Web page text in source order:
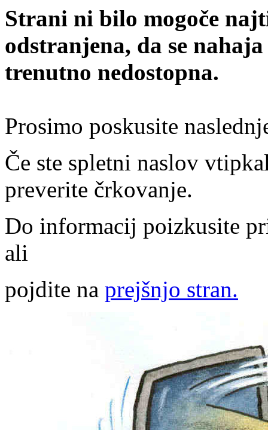
Strani ni bilo mogoče
odstranjena, da se
trenutno nedostopna.
Prosimo poskusite
Če ste spletni naslov
preverite črkovanje.
Do informacij poizkusite
ali
pojdite na prejšnjo stran.